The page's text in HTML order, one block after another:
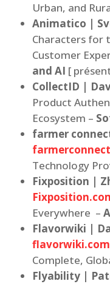
Urban, and
Animatico |
Characters for
Customer
and AI [
CollectID |
Product
Ecosystem –
farmer
Technology
Fixposition |
Everywhere –
Flavorwiki |
flavorwiki.com
Complete,
Flyability |